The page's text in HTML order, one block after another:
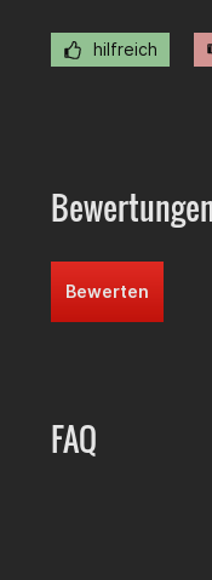
hilfreich
Bewerten
FAQ